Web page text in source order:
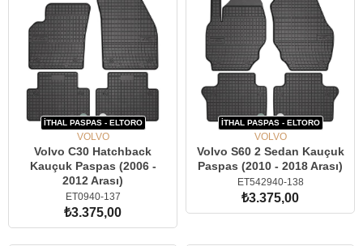
İTHAL PASPAS - ELTORO
VOLVO
Volvo C30 Hatchback
Kauçuk Paspas (2006 -
2012 Arası)
ET0940-137
₺3.375,00
SEPETE EKLE
İTHAL PASPAS - ELTORO
VOLVO
Volvo S60 2 Sedan Kauçuk
Paspas (2010 - 2018 Arası)
ET542940-138
₺3.375,00